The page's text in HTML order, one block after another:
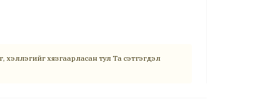
хязгаарласан тул Та сэтгэгдэл